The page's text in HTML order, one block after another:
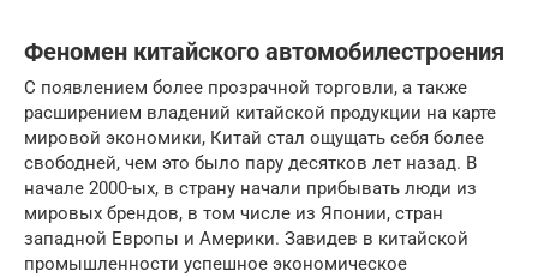
Феномен китайского автомобилестроения
С появлением более прозрачной торговли, а также
расширением владений китайской продукции на карте
мировой экономики, Китай стал ощущать себя более
свободней, чем это было пару десятков лет назад. В
начале 2000-ых, в страну начали прибывать люди из
мировых брендов, в том числе из Японии, стран
западной Европы и Америки. Завидев в китайской
промышленности успешное экономическое